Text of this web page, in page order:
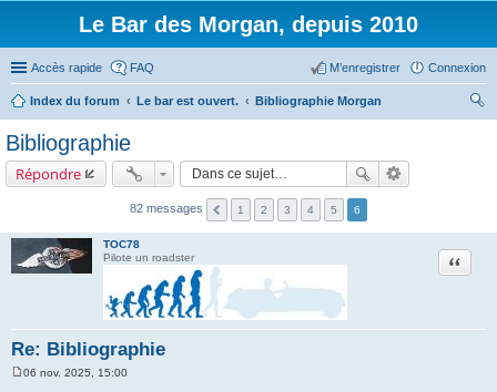
Le Bar des Morgan, depuis 2010
Accès rapide FAQ Connexion
M’enregistrer
Index du forum Le bar est ouvert.
Bibliographie Morgan
Bibliographie
Répondre
82 messages 1 2 3 4 5 6
TOC78
Pilote un roadster
Re: Bibliographie
Citation
06 nov. 2025, 15:00